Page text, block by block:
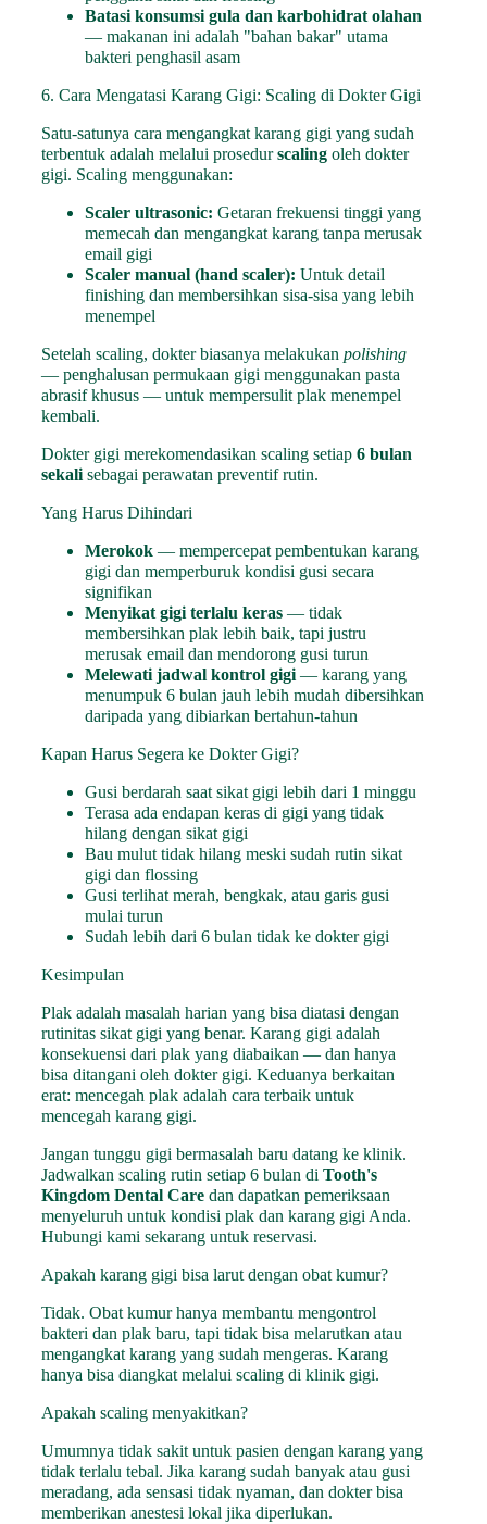
Batasi konsumsi gula dan karbohidrat olahan
— makanan ini adalah "bahan bakar" utama
bakteri penghasil asam
6. Cara Mengatasi Karang Gigi: Scaling di Dokter Gigi
Satu-satunya cara mengangkat karang gigi yang sudah
terbentuk adalah melalui prosedurscaling oleh dokter
gigi. Scaling menggunakan:
Scaler ultrasonic: Getaran frekuensi tinggi yang
memecah dan mengangkat karang tanpa merusak
email gigi
Scaler manual (hand scaler): Untuk detail
finishing dan membersihkan sisa-sisa yang lebih
menempel
Setelah scaling, dokter biasanya melakukanpolishing
— penghalusan permukaan gigi menggunakan pasta
abrasif khusus — untuk mempersulit plak menempel
kembali.
Dokter gigi merekomendasikan scaling setiap6 bulan
sekali sebagai perawatan preventif rutin.
Yang Harus Dihindari
Merokok — mempercepat pembentukan karang
gigi dan memperburuk kondisi gusi secara
signifikan
Menyikat gigi terlalu keras — tidak
membersihkan plak lebih baik, tapi justru
merusak email dan mendorong gusi turun
Melewati jadwal kontrol gigi — karang yang
menumpuk 6 bulan jauh lebih mudah dibersihkan
daripada yang dibiarkan bertahun-tahun
Kapan Harus Segera ke Dokter Gigi?
Gusi berdarah saat sikat gigi lebih dari 1 minggu
Terasa ada endapan keras di gigi yang tidak
hilang dengan sikat gigi
Bau mulut tidak hilang meski sudah rutin sikat
gigi dan flossing
Gusi terlihat merah, bengkak, atau garis gusi
mulai turun
Sudah lebih dari 6 bulan tidak ke dokter gigi
Kesimpulan
Plak adalah masalah harian yang bisa diatasi dengan
rutinitas sikat gigi yang benar. Karang gigi adalah
konsekuensi dari plak yang diabaikan — dan hanya
bisa ditangani oleh dokter gigi. Keduanya berkaitan
erat: mencegah plak adalah cara terbaik untuk
mencegah karang gigi.
Jangan tunggu gigi bermasalah baru datang ke klinik.
Jadwalkan scaling rutin setiap 6 bulan diTooth's
Kingdom Dental Care dan dapatkan pemeriksaan
menyeluruh untuk kondisi plak dan karang gigi Anda.
Hubungi kami sekarang untuk reservasi.
Apakah karang gigi bisa larut dengan obat kumur?
Tidak. Obat kumur hanya membantu mengontrol
bakteri dan plak baru, tapi tidak bisa melarutkan atau
mengangkat karang yang sudah mengeras. Karang
hanya bisa diangkat melalui scaling di klinik gigi.
Apakah scaling menyakitkan?
Umumnya tidak sakit untuk pasien dengan karang yang
tidak terlalu tebal. Jika karang sudah banyak atau gusi
meradang, ada sensasi tidak nyaman, dan dokter bisa
memberikan anestesi lokal jika diperlukan.